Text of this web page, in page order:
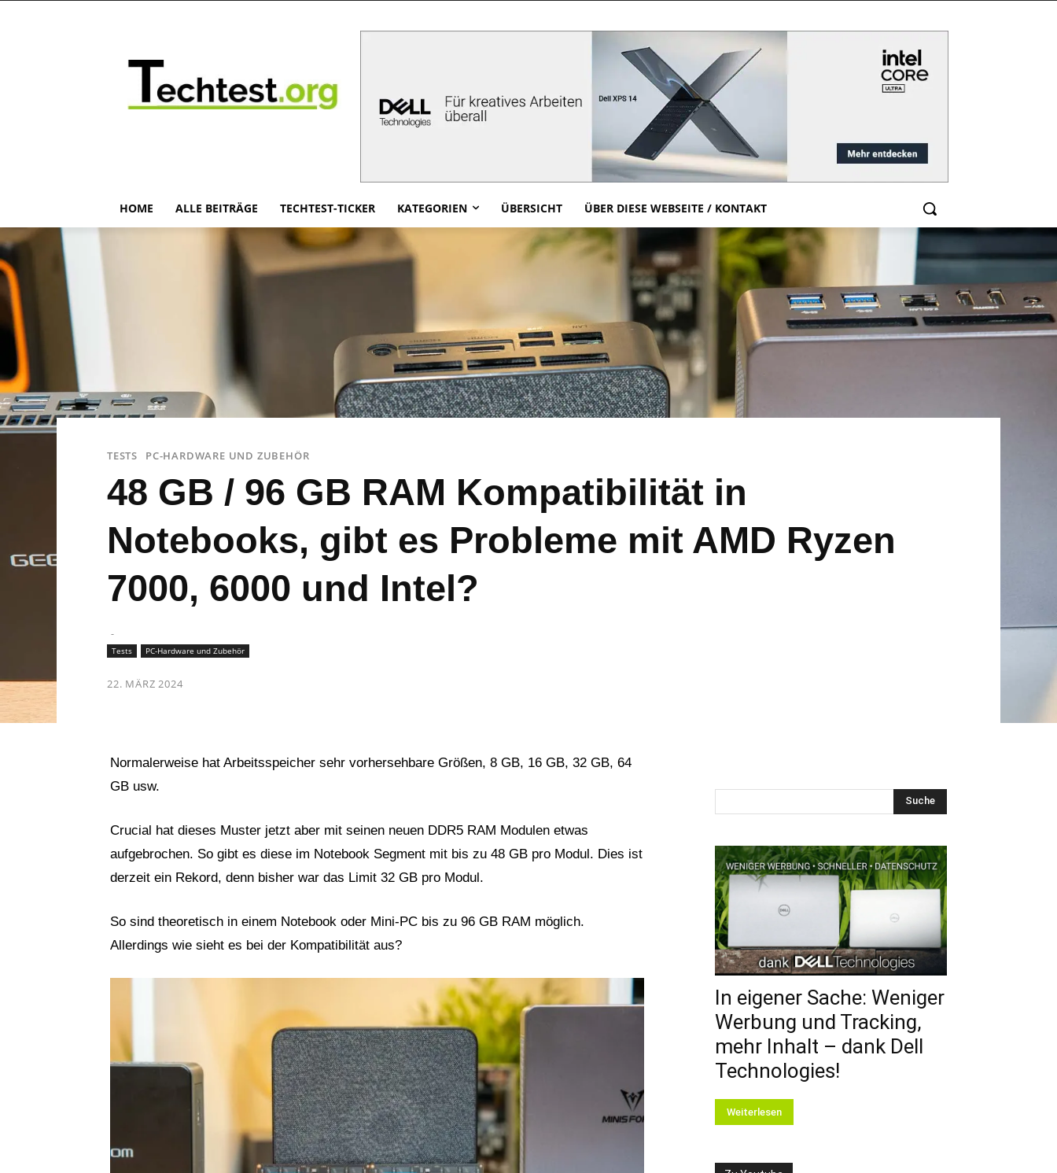
HOME ALLE BEITRÄGE TECHTEST-TICKER KATEGORIEN ÜBERSICHT ÜBER DIESE WEBSEITE / KONTAKT
TESTS PC-HARDWARE UND ZUBEHÖR
48 GB / 96 GB RAM Kompatibilität in
Notebooks, gibt es Probleme mit AMD Ryzen
7000, 6000 und Intel?
-
Tests
PC-Hardware und Zubehör
22. MÄRZ 2024
Normalerweise hat Arbeitsspeicher sehr vorhersehbare Größen, 8 GB, 16 GB, 32 GB, 64
GB usw.
Crucial hat dieses Muster jetzt aber mit seinen neuen DDR5 RAM Modulen etwas
aufgebrochen. So gibt es diese im Notebook Segment mit bis zu 48 GB pro Modul. Dies ist
derzeit ein Rekord, denn bisher war das Limit 32 GB pro Modul.
So sind theoretisch in einem Notebook oder Mini-PC bis zu 96 GB RAM möglich.
Allerdings wie sieht es bei der Kompatibilität aus?
Suche
In eigener Sache: Weniger
Werbung und Tracking,
mehr Inhalt – dank Dell
Technologies!
Weiterlesen